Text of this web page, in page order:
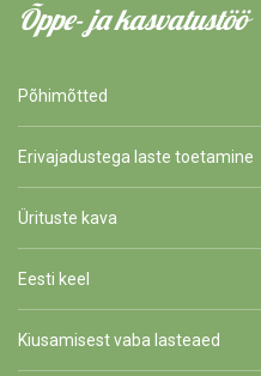
Õppe- ja kasvatustöö
Põhimõtted
Erivajadustega laste toetamine
Ürituste kava
Eesti keel
Kiusamisest vaba lasteaed